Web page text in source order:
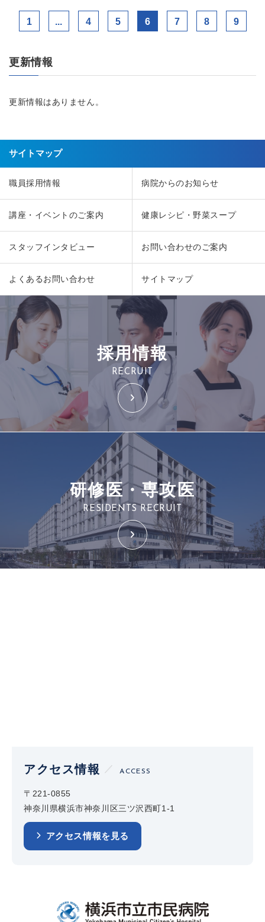
1 ... 4 5 6 7 8 9
更新情報
更新情報はありません。
サイトマップ
職員採用情報 病院からのお知らせ
講座・イベントのご案内 健康レシピ・野菜スープ
スタッフインタビュー お問い合わせのご案内
よくあるお問い合わせ サイトマップ
採用情報
RECRUIT
研修医・専攻医
RESIDENTS RECRUIT
アクセス情報 ACCESS
〒221-0855
神奈川県横浜市神奈川区三ツ沢西町1-1
アクセス情報を見る